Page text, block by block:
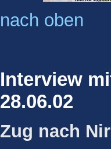
nach oben
Interview
28.06.02
Zug nach